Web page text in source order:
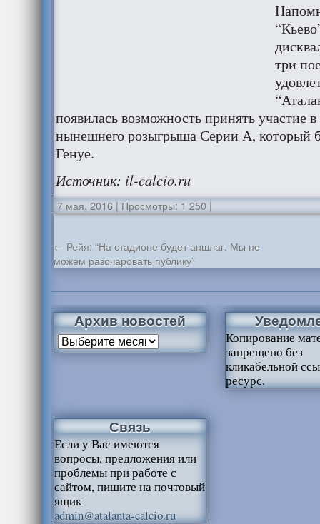
три
появилась возможность принять участие
нынешнего розыгрыша Серии А, который
Генуе.
Источник: il-calcio.ru
7 мая, 2016 | Просмотры: 1 250|
← Рейя: “На стадионе будет аншлаг. Мы не
можем разочаровать публику”
Архив новостей
Копирование
запрещено без
кликабельной
ресурс.
Связь
Если у Вас имеются
вопросы, предложения или
проблемы при работе с
сайтом, пишите на почтовый
ящик
admin@atalanta-calcio.ru